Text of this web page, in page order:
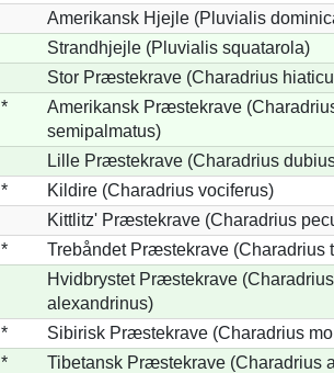
Amerikansk Hjejle (Pluvialis
Strandhjejle (Pluvialis squatarola)
Stor Præstekrave (Charadrius
*
Amerikansk Præstekrave
semipalmatus)
Lille Præstekrave (Charadrius
*
Kildire (Charadrius vociferus)
Kittlitz' Præstekrave (Charadrius
*
Trebåndet Præstekrave (Charadrius
Hvidbrystet Præstekrave (Charadrius
alexandrinus)
*
Sibirisk Præstekrave (Charadrius
*
Tibetansk Præstekrave (Charadrius